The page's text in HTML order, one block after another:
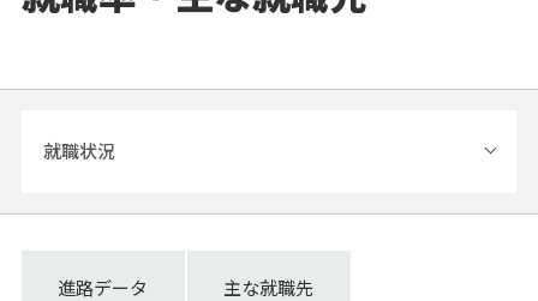
就職状況
進路データ 主な就職先